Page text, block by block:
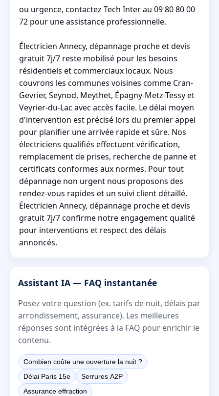
ou urgence, contactez Tech Inter au 09 80 80 00
72 pour une assistance professionnelle.
Électricien Annecy, dépannage proche et devis
gratuit 7j/7 reste mobilisé pour les besoins
résidentiels et commerciaux locaux. Nous
couvrons les communes voisines comme Cran-
Gevrier, Seynod, Meythet, Épagny-Metz-Tessy et
Veyrier-du-Lac avec accès facile. Le délai moyen
d'intervention est précisé lors du premier appel
pour planifier une arrivée rapide et sûre. Nos
électriciens qualifiés effectuent vérification,
remplacement de prises, recherche de panne et
certificats conformes aux normes. Pour tout
dépannage non urgent nous proposons des
rendez-vous rapides et un suivi client détaillé.
Électricien Annecy, dépannage proche et devis
gratuit 7j/7 confirme notre engagement qualité
pour interventions et respect des délais
annoncés.
Assistant IA — FAQ instantanée
Posez votre question (ex. tarifs de nuit, délais par
arrondissement, assurance). Les meilleures
réponses sont intégrées à la FAQ pour enrichir le
contenu.
Combien coûte une ouverture la nuit ?
Délai Paris 15e
Serrures A2P
Assurance effraction